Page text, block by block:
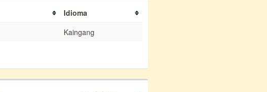
Idioma
Kaingang